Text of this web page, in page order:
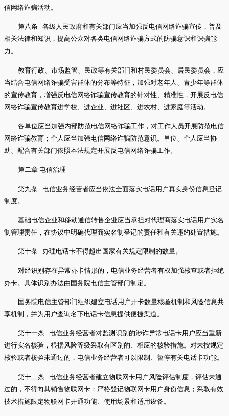
信网络诈骗活动。
第八条 各级人民政府和有关部门应当加强反电信网络诈骗宣传，普及
相关法律和知识，提高公众对各类电信网络诈骗方式的防骗意识和识骗能
力。
教育行政、市场监管、民政等有关部门和村民委员会、居民委员会，应
当结合电信网络诈骗受害群体的分布等特征，加强对老年人、青少年等群体
的宣传教育，增强反电信网络诈骗宣传教育的针对性、精准性，开展反电信
网络诈骗宣传教育进学校、进企业、进社区、进农村、进家庭等活动。
各单位应当加强内部防范电信网络诈骗工作，对工作人员开展防范电信
网络诈骗教育；个人应当加强电信网络诈骗防范意识。单位、个人应当协
助、配合有关部门依照本法规定开展反电信网络诈骗工作。
第二章 电信治理
第九条 电信业务经营者应当依法全面落实电话用户真实身份信息登记
制度。
基础电信企业和移动通信转售企业应当承担对代理商落实电话用户实名
制管理责任，在协议中明确代理商实名制登记的责任和有关违约处置措施。
第十条 办理电话卡不得超出国家有关规定限制的数量。
对经识别存在异常办卡情形的，电信业务经营者有权加强核查或者拒绝
办卡。具体识别办法由国务院电信主管部门制定。
国务院电信主管部门组织建立电话用户开卡数量核验机制和风险信息共
享机制，并为用户查询名下电话卡信息提供便捷渠道。
第十一条 电信业务经营者对监测识别的涉诈异常电话卡用户应当重新
进行实名核验，根据风险等级采取有区别的、相应的核验措施。对未按规定
核验或者核验未通过的，电信业务经营者可以限制、暂停有关电话卡功能。
第十二条 电信业务经营者建立物联网卡用户风险评估制度，评估未通
过的，不得向其销售物联网卡；严格登记物联网卡用户身份信息；采取有效
技术措施限定物联网卡开通功能、使用场景和适用设备。